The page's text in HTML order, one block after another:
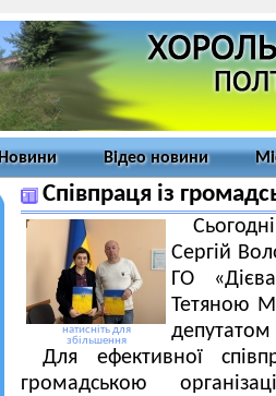
Новини Відео новини
Співпраця із
натисніть для
збільшення
Сергій
ГО
Тетяною
депутатом
Для ефективної
громадською